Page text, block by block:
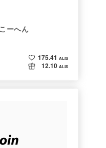
ーへん
175.41 ALIS
12.10 ALIS